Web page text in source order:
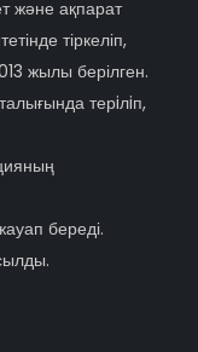
және ақпарат
тіркеліп,
жылы берілген.
терiлiп,
береді.